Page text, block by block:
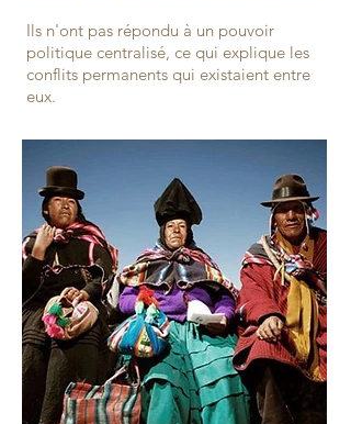
Ils n'ont pas répondu à un pouvoir
politique centralisé, ce qui explique les
conflits permanents qui existaient entre
eux.